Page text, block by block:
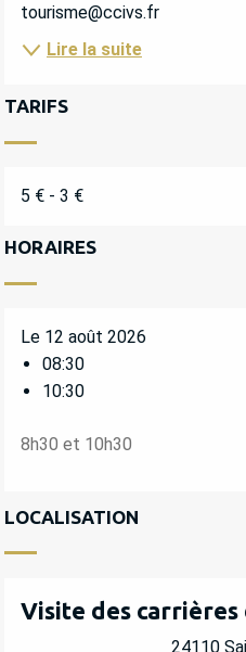
tourisme@ccivs.fr
Lire la suite
TARIFS
5 € - 3 €
HORAIRES
Le 12 août 2026
08:30
10:30
8h30 et 10h30
LOCALISATION
Visite des carrières
24110